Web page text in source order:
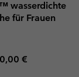
wasserdichte
für Frauen
price: price:
€